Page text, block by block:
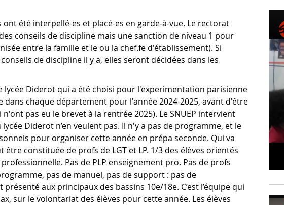
ont été interpellé-es et placé-es en garde-à-vue. Le rectorat
conseils de discipline mais une sanction de niveau 1 pour
entre la famille et le ou la chef.fe d'établissement). Si
de discipline il y a, elles seront décidées dans les
lycée Diderot qui a été choisi pour l'experimentation parisienne
dans chaque département pour l'année 2024-2025, avant d'être
pas eu le brevet à la rentrée 2025). Le SNUEP intervient
Diderot n’en veulent pas. Il n'y a pas de programme, et le
pour organiser cette année en prépa seconde. Qui va
être constituée de profs de LGT et LP. 1/3 des élèves orientés
Pas de PLP enseignement pro. Pas de profs
pas de manuel, pas de support : pas de
aux principaux des bassins 10e/18e. C’est l’équipe qui
sur le volontariat des élèves pour cette année. Les élèves